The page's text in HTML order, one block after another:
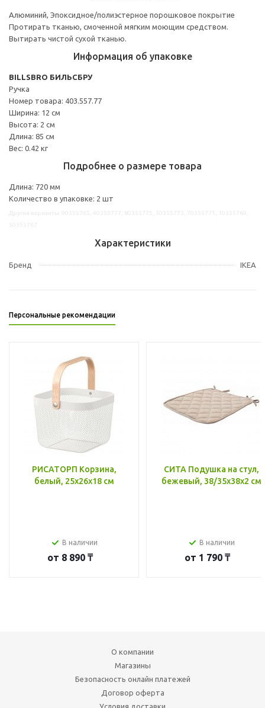
Алюминий, Эпоксидное/полиэстерное порошковое покрытие
Протирать тканью, смоченной мягким моющим средством.
Вытирать чистой сухой тканью.
Информация об упаковке
BILLSBRO БИЛЬСБРУ
Ручка
Номер товара: 403.557.77
Ширина: 12 см
Высота: 2 см
Длина: 85 см
Вес: 0.42 кг
Подробнее о размере товара
Длина: 720 мм
Количество в упаковке: 2 шт
Характеристики
Бренд IKEA
Персональные рекомендации
РИСАТОРП Корзина,
белый, 25x26x18 см
В наличии
от 8 890 ₸
СИТА Подушка на стул,
бежевый, 38/35x38x2 см
В наличии
от 1 790 ₸
О компании
Магазины
Безопасность онлайн платежей
Договор оферта
Условия доставки